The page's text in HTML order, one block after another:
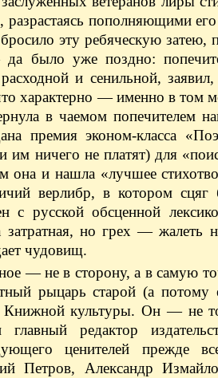
пополняющими его
эту ребяческую затею,
было уже поздно:
и сенильной,
характерно — именно в том
в чаемом попечителем
премия эконом-класса
им ничего не платят) для
она и нашла «лучшее
верлибр, в котором сцяг
с русской обсценной
но грех — жалеть
чудовищ.
— не в сторону, а в самую
рыцарь старой (а потому
Книжной культуры. Он — не
редактор
ценителей прежде
Петров, Александр